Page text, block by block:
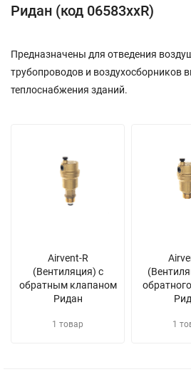
Ридан (код 06583xxR)
Предназначены для отведения
трубопроводов и воздухосборников
теплоснабжения зданий.
Airvent-R
(Вентиляция) с
обратным клапаном
Ридан
1 товар 1